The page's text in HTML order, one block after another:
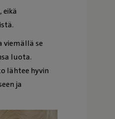
eikä
viemällä se
luota.
lähtee hyvin
ja